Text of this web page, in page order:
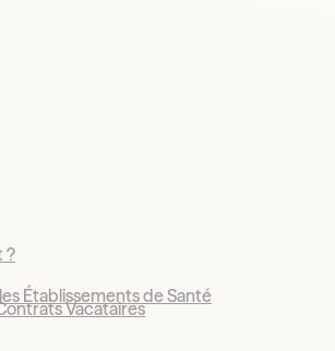
?
Établissements de Santé
Vacataires